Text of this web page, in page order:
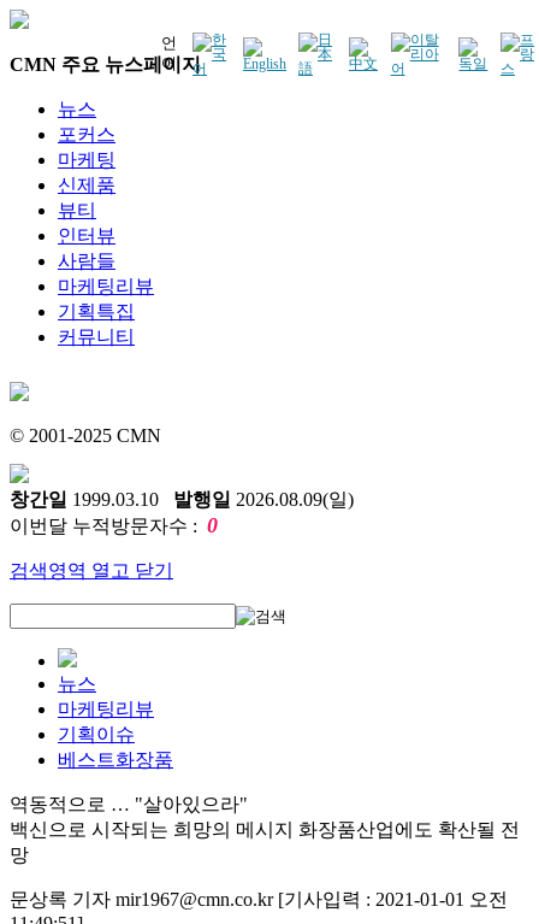
언
어
CMN 주요 뉴스페이지
뉴스
포커스
마케팅
신제품
뷰티
인터뷰
사람들
마케팅리뷰
기획특집
커뮤니티
© 2001-2025 CMN
창간일 1999.03.10 발행일 2026.08.09(일)
이번달 누적방문자수 : 0
검색영역 열고 닫기
뉴스
마케팅리뷰
기획이슈
베스트화장품
역동적으로 … "살아있으라"
백신으로 시작되는 희망의 메시지 화장품산업에도 확산될 전
망
문상록 기자 mir1967@cmn.co.kr [기사입력 : 2021-01-01 오전